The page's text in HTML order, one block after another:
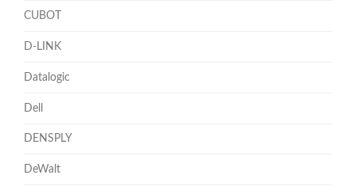
CUBOT
D-LINK
Datalogic
Dell
DENSPLY
DeWalt